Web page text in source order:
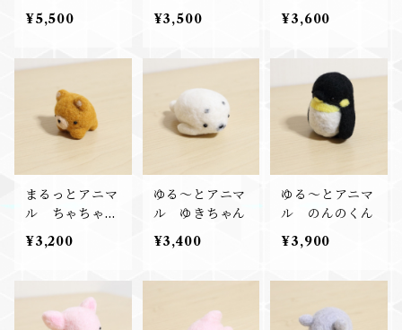
¥5,500
ゃん
¥3,500
ん
¥3,600
まるっとアニマ
ル ちゃちゃく
ん
¥3,200
ゆる～とアニマ
ル ゆきちゃん
¥3,400
ゆる～とアニマ
ル のんのくん
¥3,900